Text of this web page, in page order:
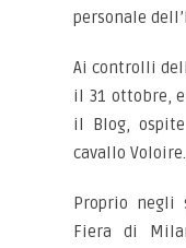
personale
Ai controlli
il 31 ottobre,
il Blog,
cavallo Voloire.
Proprio negli
Fiera di